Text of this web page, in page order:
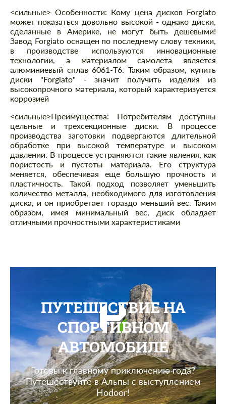
<сильные> Особенности: Кому цена дисков Forgiato
может показаться довольно высокой - однако диски,
сделанные в Америке, не могут быть дешевыми!
Завод Forgiato оснащен по последнему слову техники,
в производстве используются инновационные
технологии, а материалом самолета является
алюминиевый сплав 6061-T6. Таким образом, купить
диски "Forgiato" - значит получить изделия из
высокопрочного материала, который характеризуется
коррозией
<сильные>Преимущества: Потребителям доступны
цельные и трехсекционные диски. В процессе
производства заготовки подвергаются длительной
обработке при высокой температуре и высоком
давлении. В процессе устраняются такие явления, как
пористость и пустоты материала. Его структура
меняется, обеспечивая еще большую прочность и
пластичность. Такой подход позволяет уменьшить
количество металла, необходимого для изготовления
диска, и он приобретает гораздо меньший вес. Таким
образом, имея минимальный вес, диск обладает
отличными прочностными характеристиками
ПУТЕШЕСТВИЕ НА
СПОРТИВНОМ
АВТОМОБИЛЕ
Готовы к главному приключению года?
Путешествуйте в Альпы с выступлением
Hodoor!